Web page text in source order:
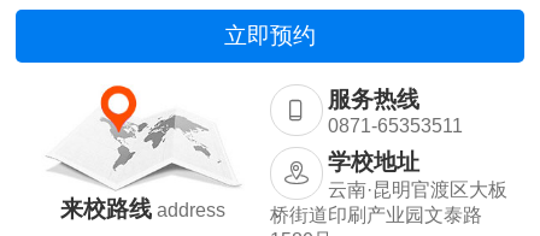
来校路线 address
服务热线
0871-65353511
学校地址
云南·昆明官渡区大板
桥街道印刷产业园文泰路